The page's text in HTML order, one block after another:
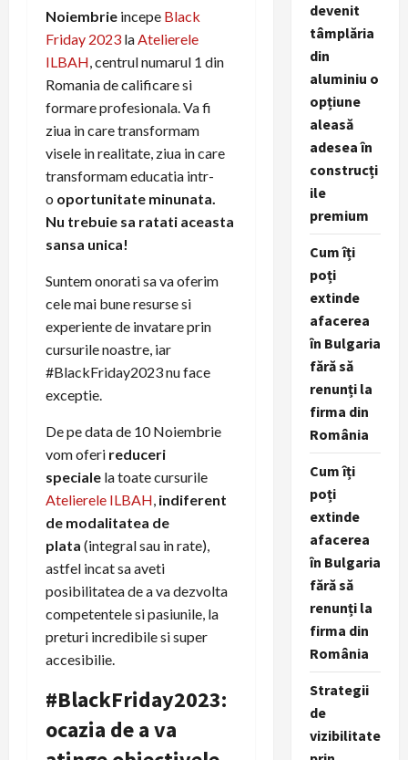
Noiembrie incepe Black
Friday 2023 laAtelierele
ILBAH, centrul numarul 1 din
Romania de calificare si
formare profesionala. Va fi
ziua in care transformam
visele in realitate, ziua in care
transformam educatia intr-
o oportunitate minunata.
Nu trebuie sa ratati aceasta
sansa unica!
Suntem onorati sa va oferim
cele mai bune resurse si
experiente de invatare prin
cursurile noastre, iar
#BlackFriday2023 nu face
exceptie.
De pe data de 10 Noiembrie
vom oferi reduceri
speciale la toate cursurile
Atelierele ILBAH, indiferent
de modalitatea de
plata (integral sau in rate),
astfel incat sa aveti
posibilitatea de a va dezvolta
competentele si pasiunile, la
preturi incredibile si super
accesibilie.
#BlackFriday2023:
ocazia de a va
devenit
tâmplăria
din
aluminiu o
opțiune
aleasă
adesea în
construcți
ile
premium
Cum îți
poți
extinde
afacerea
în Bulgaria
fără să
renunți la
firma din
România
Cum îți
poți
extinde
afacerea
în Bulgaria
fără să
renunți la
firma din
România
Strategii
de
vizibilitate